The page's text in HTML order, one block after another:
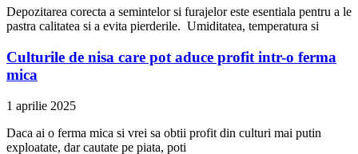
Depozitarea corecta a semintelor si furajelor este esentiala pentru a le
pastra calitatea si a evita pierderile. Umiditatea, temperatura si
Culturile de nisa care pot aduce profit intr-o ferma
mica
1 aprilie 2025
Daca ai o ferma mica si vrei sa obtii profit din culturi mai putin
exploatate, dar cautate pe piata, poti